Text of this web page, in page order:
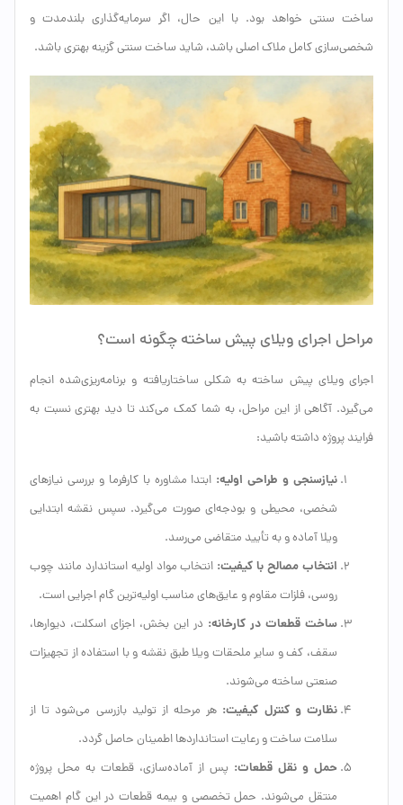
ساخت سنتی خواهد بود. با این حال، اگر سرمایه‌گذاری بلندمدت و
شخصی‌سازی کامل ملاک اصلی باشد، شاید ساخت سنتی گزینه بهتری باشد.
مراحل اجرای ویلای پیش ساخته چگونه است؟
اجرای ویلای پیش ساخته به شکلی ساختاریافته و برنامه‌ریزی‌شده انجام
می‌گیرد. آگاهی از این مراحل، به شما کمک می‌کند تا دید بهتری نسبت به
فرایند پروژه داشته باشید:
نیازسنجی و طراحی اولیه: ابتدا مشاوره با کارفرما و بررسی نیازهای
شخصی، محیطی و بودجه‌ای صورت می‌گیرد. سپس نقشه ابتدایی
ویلا آماده و به تأیید متقاضی می‌رسد.
انتخاب مصالح با کیفیت: انتخاب مواد اولیه استاندارد مانند چوب
روسی، فلزات مقاوم و عایق‌های مناسب اولیه‌ترین گام اجرایی است.
ساخت قطعات در کارخانه: در این بخش، اجزای اسکلت، دیوارها،
سقف، کف و سایر ملحقات ویلا طبق نقشه و با استفاده از تجهیزات
صنعتی ساخته می‌شوند.
نظارت و کنترل کیفیت: هر مرحله از تولید بازرسی می‌شود تا از
سلامت ساخت و رعایت استانداردها اطمینان حاصل گردد.
حمل و نقل قطعات: پس از آماده‌سازی، قطعات به محل پروژه
منتقل می‌شوند. حمل تخصصی و بیمه قطعات در این گام اهمیت